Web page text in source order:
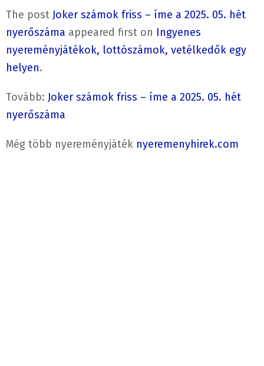
The post Joker számok friss – íme a 2025. 05. hét
nyerőszáma appeared first on Ingyenes
nyereményjátékok, lottószámok, vetélkedők egy
helyen.
Tovább: Joker számok friss – íme a 2025. 05. hét
nyerőszáma
Még több nyereményjáték nyeremenyhirek.com